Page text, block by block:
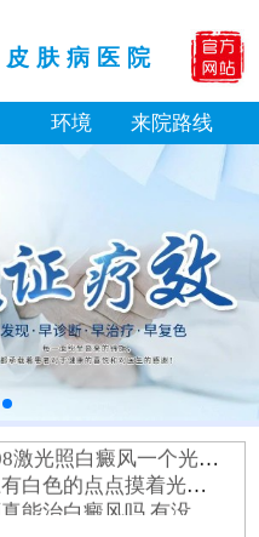
肤病医院
环境 来院路线
德灯检查白斑准确吗
全身仓光疗怎么样
白癜风一个光斑大概费用多少
的点点摸着光滑怎么回事
治白癜风吗 有没有副作用
肉眼看到的更大正常吗